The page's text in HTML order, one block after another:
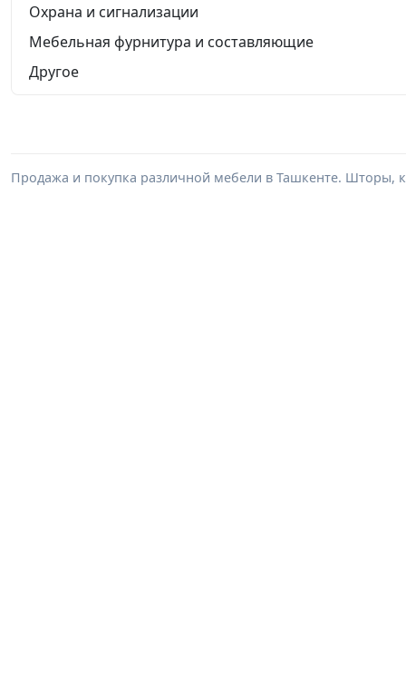
Охрана и сигнализации
Мебельная фурнитура и составляющие
Другое
Продажа и покупка различной мебели в Ташкенте. Шторы,